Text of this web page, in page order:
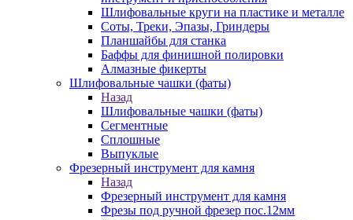
Шлифовальные круги на пластике и металле
Соты, Треки, Эпазы, Гриндеры
Планшайбы для станка
Баффы для финишной полировки
Алмазные фикерты
Шлифовальные чашки (фаты)
Назад
Шлифовальные чашки (фаты)
Сегментные
Сплошные
Выпуклые
Фрезерный инструмент для камня
Назад
Фрезерный инструмент для камня
Фрезы под ручной фрезер пос.12мм